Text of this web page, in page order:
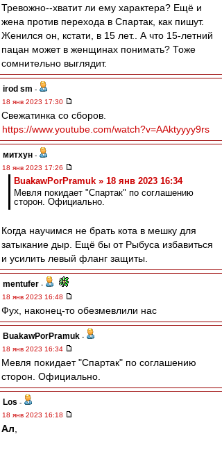
Тревожно--хватит ли ему характера? Ещё и
жена против перехода в Спартак, как пишут.
Женился он, кстати, в 15 лет.. А что 15-летний
пацан может в женщинах понимать? Тоже
сомнительно выглядит.
irod sm -
18 янв 2023 17:30
Свежатинка со сборов.
https://www.youtube.com/watch?v=AAktyyyy9rs
митхун -
18 янв 2023 17:26
BuakawPorPramuk » 18 янв 2023 16:34
Мевля покидает "Спартак" по соглашению
сторон. Официально.
Когда научимся не брать кота в мешку для
затыкание дыр. Ещё бы от Рыбуса избавиться
и усилить левый фланг защиты.
mentufer -
18 янв 2023 16:48
Фух, наконец-то обезмевлили нас
BuakawPorPramuk -
18 янв 2023 16:34
Мевля покидает "Спартак" по соглашению
сторон. Официально.
Los -
18 янв 2023 16:18
Ал